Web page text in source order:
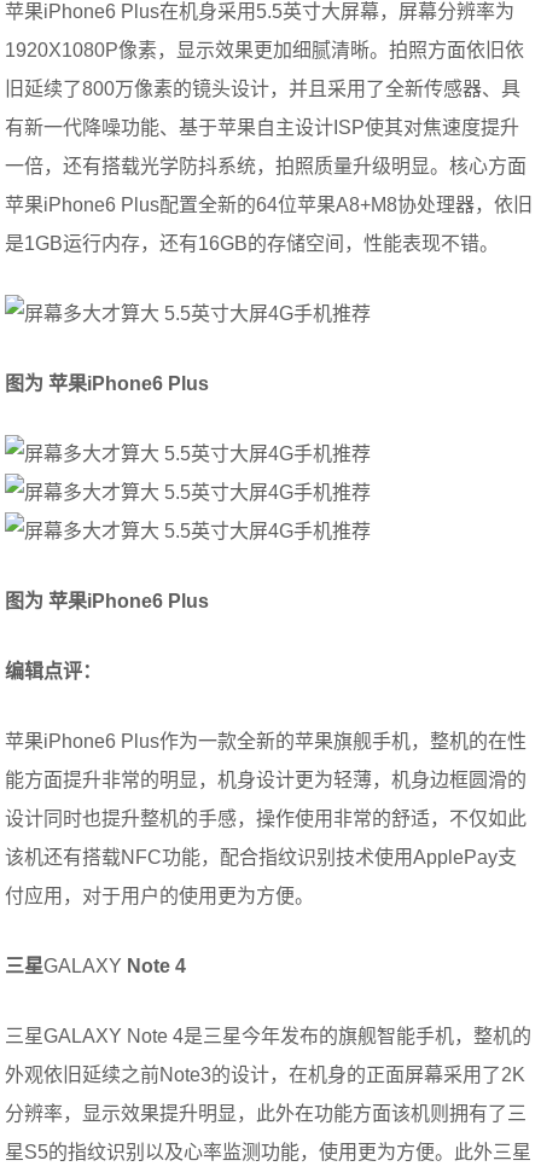
苹果iPhone6 Plus在机身采用5.5英寸大屏幕，屏幕分辨率为
1920X1080P像素，显示效果更加细腻清晰。拍照方面依旧依
旧延续了800万像素的镜头设计，并且采用了全新传感器、具
有新一代降噪功能、基于苹果自主设计ISP使其对焦速度提升
一倍，还有搭载光学防抖系统，拍照质量升级明显。核心方面
苹果iPhone6 Plus配置全新的64位苹果A8+M8协处理器，依旧
是1GB运行内存，还有16GB的存储空间，性能表现不错。
图为 苹果iPhone6 Plus
图为 苹果iPhone6 Plus
编辑点评：
苹果iPhone6 Plus作为一款全新的苹果旗舰手机，整机的在性
能方面提升非常的明显，机身设计更为轻薄，机身边框圆滑的
设计同时也提升整机的手感，操作使用非常的舒适，不仅如此
该机还有搭载NFC功能，配合指纹识别技术使用ApplePay支
付应用，对于用户的使用更为方便。
三星GALAXY Note 4
三星GALAXY Note 4是三星今年发布的旗舰智能手机，整机的
外观依旧延续之前Note3的设计，在机身的正面屏幕采用了2K
分辨率，显示效果提升明显，此外在功能方面该机则拥有了三
星S5的指纹识别以及心率监测功能，使用更为方便。此外三星